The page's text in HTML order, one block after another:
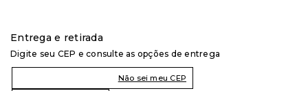
Selecione o tamanho que você deseja:
Entrega e retirada
Digite seu CEP e consulte as opções de entrega
Não sei meu CEP